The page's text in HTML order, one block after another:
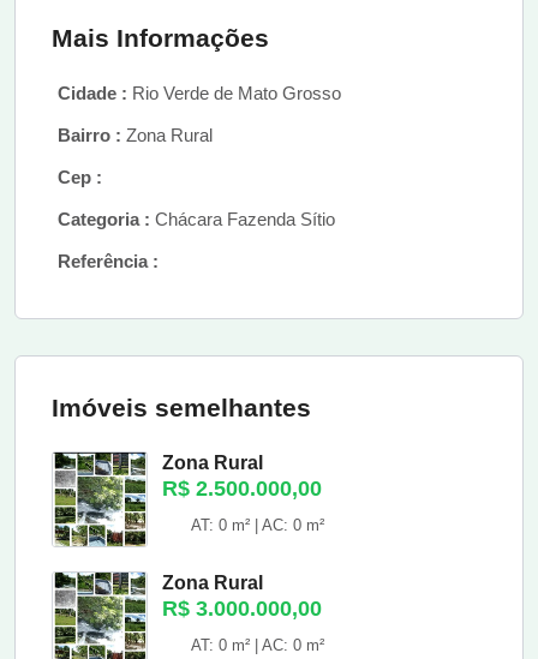
Mais Informações
Cidade : Rio Verde de Mato Grosso
Bairro : Zona Rural
Cep :
Categoria : Chácara Fazenda Sítio
Referência :
Imóveis semelhantes
Zona Rural
R$ 2.500.000,00
AT: 0 m² | AC: 0 m²
Zona Rural
R$ 3.000.000,00
AT: 0 m² | AC: 0 m²